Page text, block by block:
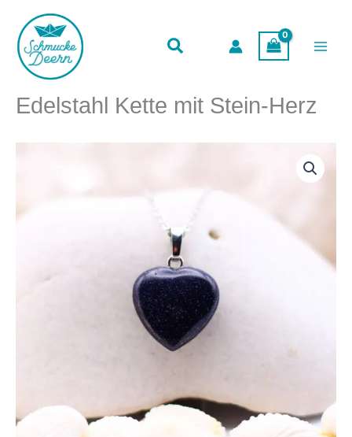
Inhalt
springen
Edelstahl Kette mit Stein-Herz
Stein-
Herz
Menge